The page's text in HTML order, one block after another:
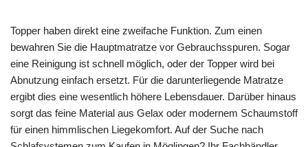
Topper haben direkt eine zweifache Funktion. Zum einen
bewahren Sie die Hauptmatratze vor Gebrauchsspuren. Sogar
eine Reinigung ist schnell möglich, oder der Topper wird bei
Abnutzung einfach ersetzt. Für die darunterliegende Matratze
ergibt dies eine wesentlich höhere Lebensdauer. Darüber hinaus
sorgt das feine Material aus Gelax oder modernem Schaumstoff
für einen himmlischen Liegekomfort. Auf der Suche nach